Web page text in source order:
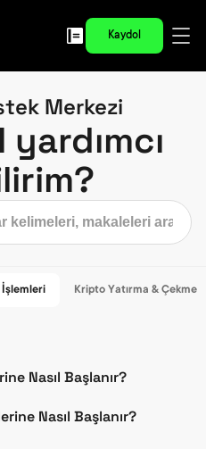
Kaydol
Merkezi
yardımcı
İşlemleri Kripto Yatırma & Çekme
Nasıl Başlanır?
Nasıl Başlanır?